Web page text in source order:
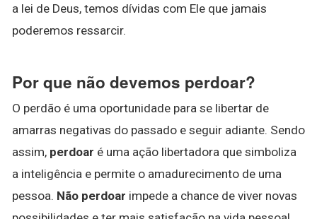
a lei de Deus, temos dívidas com Ele que jamais
poderemos ressarcir.
Por que não devemos perdoar?
O perdão é uma oportunidade para se libertar de
amarras negativas do passado e seguir adiante. Sendo
assim, perdoar é uma ação libertadora que simboliza
a inteligência e permite o amadurecimento de uma
pessoa. Não perdoar impede a chance de viver novas